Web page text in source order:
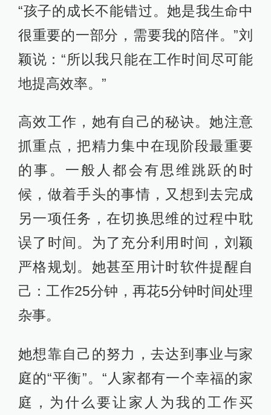
“孩子的成长不能错过。她是我生命中
很重要的一部分，需要我的陪伴。”刘
颖说：“所以我只能在工作时间尽可能
地提高效率。”
高效工作，她有自己的秘诀。她注意
抓重点，把精力集中在现阶段最重要
的事。一般人都会有思维跳跃的时
候，做着手头的事情，又想到去完成
另一项任务，在切换思维的过程中耽
误了时间。为了充分利用时间，刘颖
严格规划。她甚至用计时软件提醒自
己：工作25分钟，再花5分钟时间处理
杂事。
她想靠自己的努力，去达到事业与家
庭的“平衡”。“人家都有一个幸福的家
庭，为什么要让家人为我的工作买